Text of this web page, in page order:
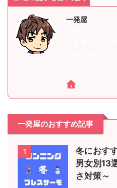
一発屋
一発屋のおすすめ記事
1
冬におす
男女別13
さ対策～